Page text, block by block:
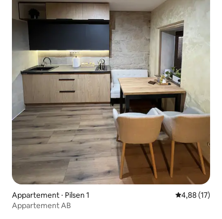
Appartement ⋅ Pilsen 1 Évaluation
4,88 (17)
Appartement AB